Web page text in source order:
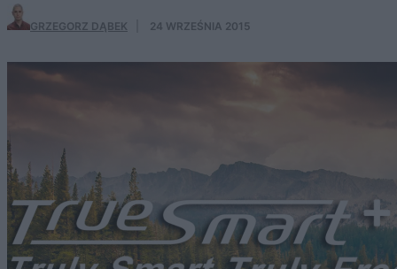
GRZEGORZ DĄBEK 24 WRZEŚNIA 2015